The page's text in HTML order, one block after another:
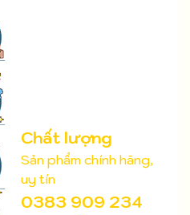
Chất lượng
Sản phẩm chính hãng,
uy tín
0383 909 234